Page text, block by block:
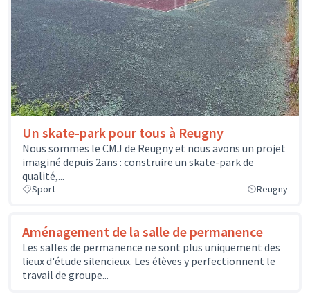
Un skate-park pour tous à Reugny
Nous sommes le CMJ de Reugny et nous avons un projet
imaginé depuis 2ans : construire un skate-park de
qualité,...
Sport Reugny
Aménagement de la salle de permanence
Les salles de permanence ne sont plus uniquement des
lieux d'étude silencieux. Les élèves y perfectionnent le
travail de groupe...